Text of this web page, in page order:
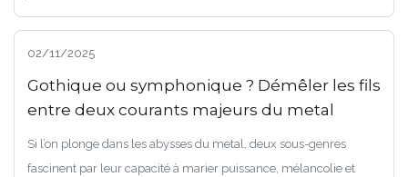
02/11/2025
Gothique ou symphonique ? Démêler les fils
entre deux courants majeurs du metal
Si l’on plonge dans les abysses du metal, deux sous-genres
fascinent par leur capacité à marier puissance, mélancolie et